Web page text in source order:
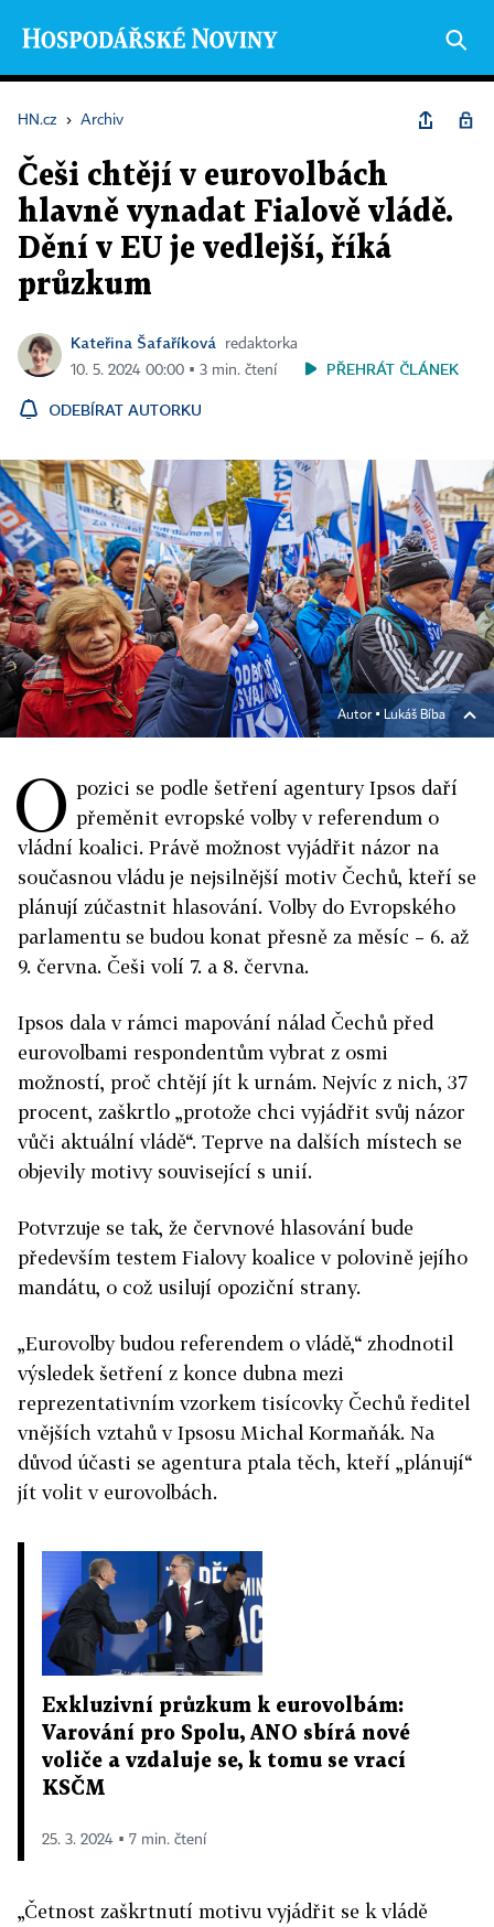
HN.cz › Archiv
Češi chtějí v eurovolbách
hlavně vynadat Fialově vládě.
Dění v EU je vedlejší, říká
průzkum
Kateřina Šafaříková
redaktorka
10. 5. 2024 00:00 ▪ 3 min. čtení
PŘEHRÁT ČLÁNEK
ODEBÍRAT AUTORKU
Autor ▪ Lukáš Bíba
O pozici se podle šetření agentury Ipsos daří
přeměnit evropské volby v referendum o
vládní koalici. Právě možnost vyjádřit názor na
současnou vládu je nejsilnější motiv Čechů, kteří se
plánují zúčastnit hlasování. Volby do Evropského
parlamentu se budou konat přesně za měsíc – 6. až
9. června. Češi volí 7. a 8. června.
Ipsos dala v rámci mapování nálad Čechů před
eurovolbami respondentům vybrat z osmi
možností, proč chtějí jít k urnám. Nejvíc z nich, 37
procent, zaškrtlo „protože chci vyjádřit svůj názor
vůči aktuální vládě“. Teprve na dalších místech se
objevily motivy související s unií.
Potvrzuje se tak, že červnové hlasování bude
především testem Fialovy koalice v polovině jejího
mandátu, o což usilují opoziční strany.
„Eurovolby budou referendem o vládě,“ zhodnotil
výsledek šetření z konce dubna mezi
reprezentativním vzorkem tisícovky Čechů ředitel
vnějších vztahů v Ipsosu Michal Kormaňák. Na
důvod účasti se agentura ptala těch, kteří „plánují“
jít volit v eurovolbách.
Exkluzivní průzkum k eurovolbám:
Varování pro Spolu, ANO sbírá nové
voliče a vzdaluje se, k tomu se vrací
KSČM
25. 3. 2024 ▪ 7 min. čtení
„Četnost zaškrtnutí motivu vyjádřit se k vládě